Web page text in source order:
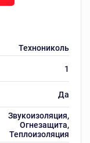
Технониколь
1
Да
Звукоизоляция,
Огнезащита,
Теплоизоляция